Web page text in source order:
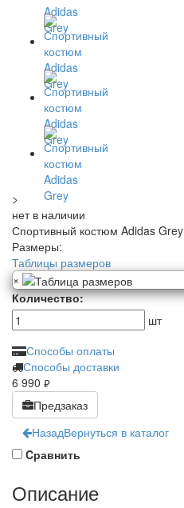
>
нет в наличии
Спортивный костюм Adidas Grey
Размеры:
Таблицы размеров
×
Количество:
шт
Способы оплаты
Способы доставки
6 990 руб.
Предзаказ
НазадВернуться в каталог
Cравнить
Описание